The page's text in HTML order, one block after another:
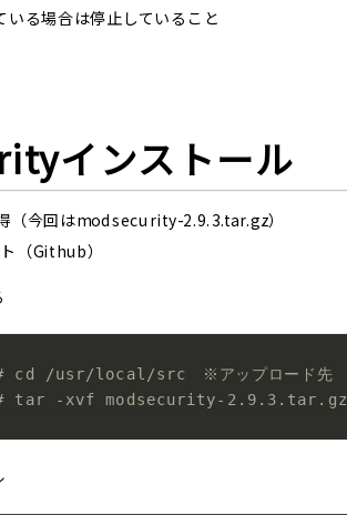
る場合は停止していること
インストール
（今回はmodsecurity-2.9.3.tar.gz）
（Github）
cd /usr/local/src　※アップロード先
tar -xvf modsecurity-2.9.3.tar.gz